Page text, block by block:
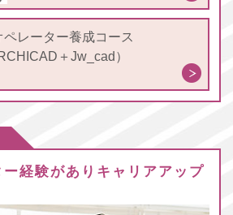
ペレーター養成コース
＋Jw_cad）
経験がありキャリアアップ